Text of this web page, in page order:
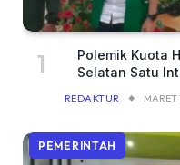
Polemik Kuota
Selatan Satu
REDAKTUR MARET
PEMERINTAH